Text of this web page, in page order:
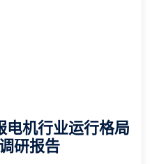
机行业运行格局
研报告